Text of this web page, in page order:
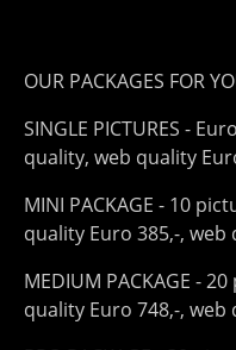
OUR PACKAGES FOR
SINGLE PICTURES -
quality, web quality
MINI PACKAGE - 10
quality Euro 385,-, web
MEDIUM PACKAGE -
quality Euro 748,-, web